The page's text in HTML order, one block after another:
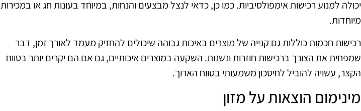
יכולה למנוע רכישות אימפולסיביות. כמו כן, כדאי לנצל מבצעים והנחות, במיוחד בעונות חג או במכירות
מיוחדות.
רכישות חכמות כוללות גם קנייה של מוצרים באיכות גבוהה שיכולים להחזיק מעמד לאורך זמן, דבר
שמפחית את הצורך ברכישות חוזרות ונשנות. השקעה במוצרים איכותיים, גם אם הם יקרים יותר בטווח
הקצר, עשויה להוביל לחיסכון משמעותי בטווח הארוך.
מינימום הוצאות על מזון